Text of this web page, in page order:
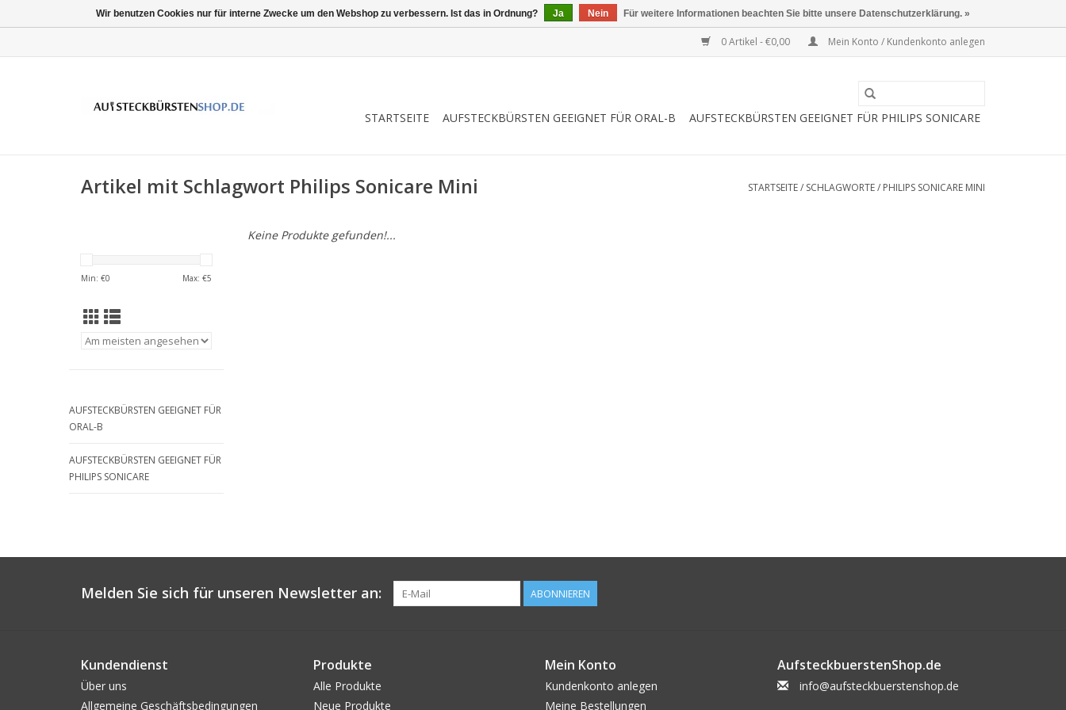
0 Artikel - €0,00 Mein Konto / Kundenkonto anlegen
STARTSEITE AUFSTECKBÜRSTEN GEEIGNET FÜR ORAL-B AUFSTECKBÜRSTEN GEEIGNET FÜR PHILIPS SONICARE
Artikel mit Schlagwort Philips Sonicare Mini STARTSEITE/ SCHLAGWORTE/ PHILIPS SONICARE MINI
Min: €0 Max: €5
AUFSTECKBÜRSTEN GEEIGNET FÜR
ORAL-B
AUFSTECKBÜRSTEN GEEIGNET FÜR
PHILIPS SONICARE
Keine Produkte gefunden!...
Melden Sie sich für unseren Newsletter an: ABONNIEREN
Kundendienst
Über uns
Allgemeine Geschäftsbedingungen
Produkte
Alle Produkte
Neue Produkte
Mein Konto
Kundenkonto anlegen
Meine Bestellungen
AufsteckbuerstenShop.de
info@aufsteckbuerstenshop.de
Wir benutzen Cookies nur für interne Zwecke um den Webshop zu verbessern. Ist das in Ordnung? Ja Nein Für weitere Informationen beachten Sie bitte unsere Datenschutzerklärung. »